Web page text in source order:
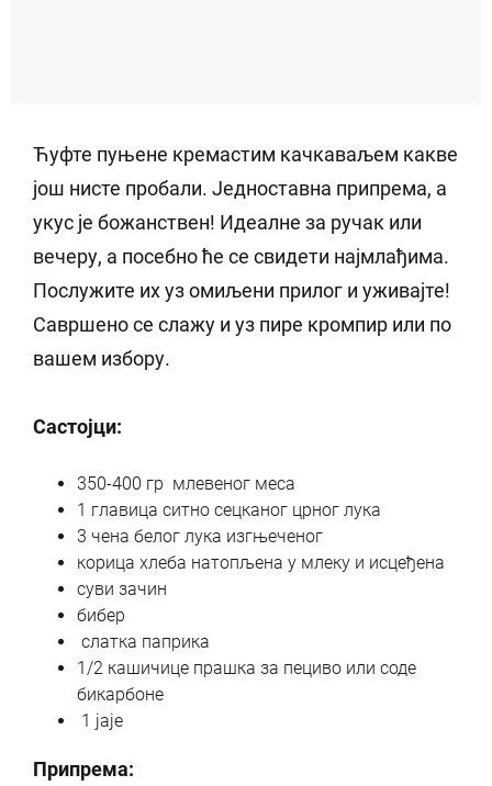
Ћуфте пуњене кремастим качкаваљем какве
још нисте пробали. Једноставна припрема, а
укус је божанствен! Идеалне за ручак или
вечеру, а посебно ће се свидети најмлађима.
Послужите их уз омиљени прилог и уживајте!
Савршено се слажу и уз пире кромпир или по
вашем избору.
Састојци:
350-400 гр млевеног меса
1 главица ситно сецканог црног лука
3 чена белог лука изгњеченог
корица хлеба натопљена у млеку и исцеђена
суви зачин
бибер
слатка паприка
1/2 кашичице прашка за пециво или соде
бикарбоне
1 јаје
Припрема: